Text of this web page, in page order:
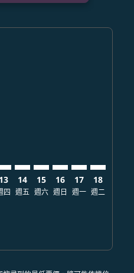
13
四
14
週五
15
週六
16
週日
17
週一
18
週二